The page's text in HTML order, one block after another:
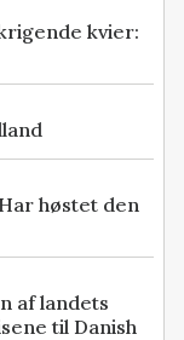
kvier:
høstet den
af landets
til Danish